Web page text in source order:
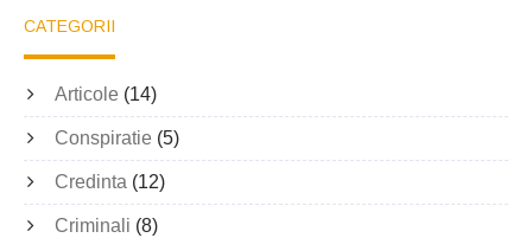
CATEGORII
Articole (14)
Conspiratie (5)
Credinta (12)
Criminali (8)